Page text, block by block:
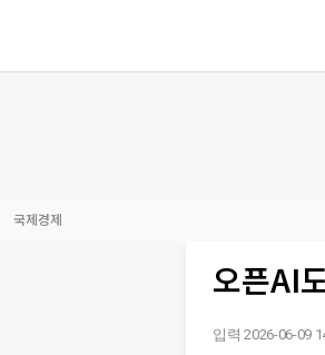
국제경제
오픈AI
입력 2026-06-09